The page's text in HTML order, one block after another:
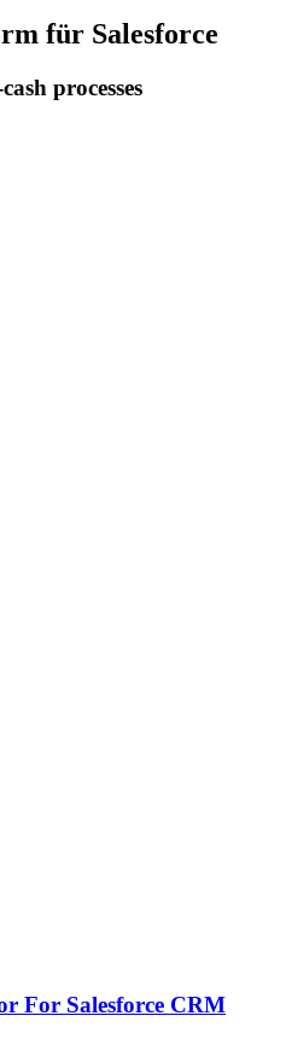
für Salesforce
processes
For Salesforce CRM